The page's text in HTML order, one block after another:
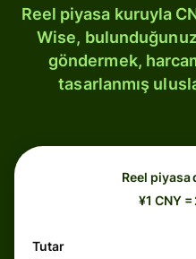
Reel piyasa kuruyla
Wise,
göndermek,
tasarlanmış
Reel
¥1 CNY
Tutar